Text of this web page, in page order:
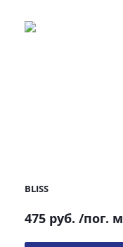
BLISS
475 руб. /пог. м